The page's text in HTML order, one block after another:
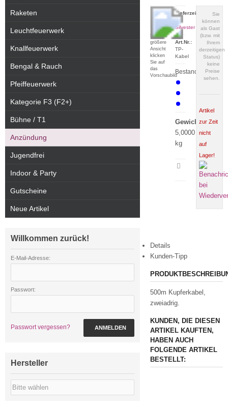
Für eine
größere
Ansicht
klicken
Sie auf
das
Vorschaubild
Sie
können
als Gast
(bzw. mit
Ihrem
derzeitigen
Status)
keine
Preise
sehen.
Artikel
zur Zeit
nicht
auf
Lager!
Lieferzeit:
zu
Silvester
Art.Nr.:
TP-
Kabel
Bestand:
Gewicht:
5,0000
kg
Artikeldatenblatt
drucken
Details
Kunden-Tipp
500m Kupferkabel,
zweiadrig.
KUNDEN, DIE DIESEN
ARTIKEL KAUFTEN,
HABEN AUCH
FOLGENDE ARTIKEL
BESTELLT:
Raketen
Leuchtfeuerwerk
Knallfeuerwerk
Bengal & Rauch
Pfeiffeuerwerk
Kategorie F3 (F2+)
Bühne / T1
Anzündung
Jugendfrei
Indoor & Party
Gutscheine
Neue Artikel
Willkommen zurück!
E-Mail-Adresse:
Passwort:
Passwort vergessen? ANMELDEN
Hersteller